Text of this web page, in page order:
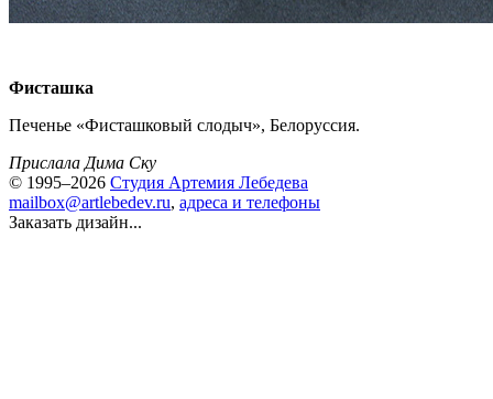
Фисташка
Печенье «Фисташковый слодыч», Белоруссия.
Прислала Дима Ску
© 1995–2026 Студия Артемия Лебедева
mailbox@artlebedev.ru, адреса и телефоны
Заказать дизайн...